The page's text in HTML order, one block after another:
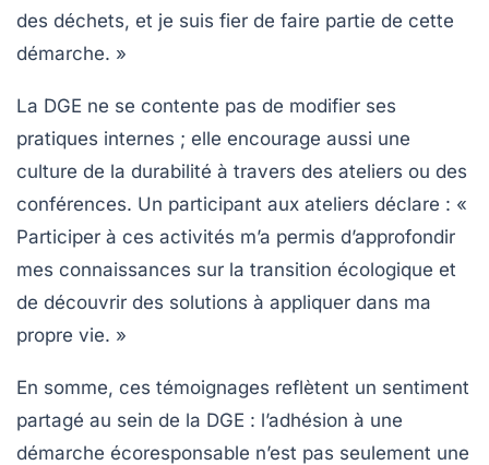
des déchets, et je suis fier de faire partie de cette
démarche. »
La DGE ne se contente pas de modifier ses
pratiques internes ; elle encourage aussi une
culture de la durabilité à travers des ateliers ou des
conférences. Un participant aux ateliers déclare : «
Participer à ces activités m’a permis d’approfondir
mes connaissances sur la transition écologique et
de découvrir des solutions à appliquer dans ma
propre vie. »
En somme, ces témoignages reflètent un sentiment
partagé au sein de la DGE : l’adhésion à une
démarche écoresponsable n’est pas seulement une